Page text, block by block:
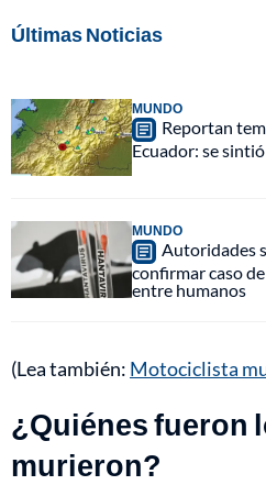
Últimas Noticias
MUNDO
Reportan
Ecuador: se
MUNDO
Autoridades
confirmar caso
entre humanos
(Lea también: Motociclista
¿Quiénes fueron
murieron?